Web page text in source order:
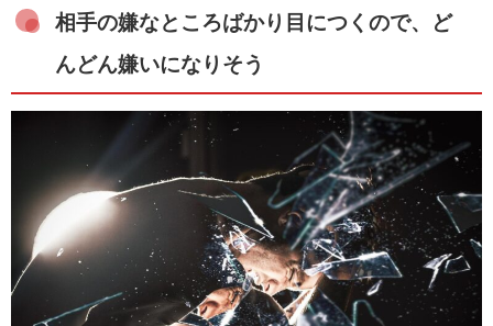
相手の嫌なところばかり目につくので、ど
んどん嫌いになりそう